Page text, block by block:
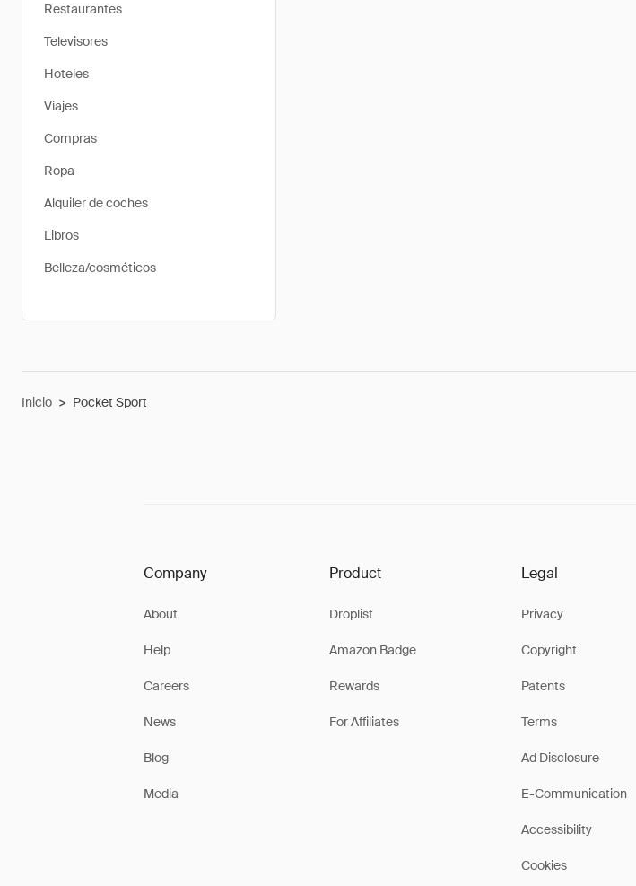
Restaurantes
Televisores
Hoteles
Viajes
Compras
Ropa
Alquiler de coches
Libros
Belleza/cosméticos
Inicio > Pocket Sport
Company
About
Help
Careers
News
Blog
Media
Product
Droplist
Amazon Badge
Rewards
For Affiliates
Legal
Privacy
Copyright
Patents
Terms
Ad Disclosure
E-Communication
Accessibility
Cookies